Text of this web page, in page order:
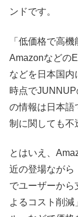
ンドです。
「低価格で高
Amazonなどの
などを日本国内
時点で
の情報は日本語
制に関しても不
とはいえ、
近の登場ながら
でユーザーから
よるコスト削